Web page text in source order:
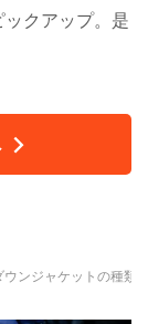
クアップ。是
ンジャケットの種類